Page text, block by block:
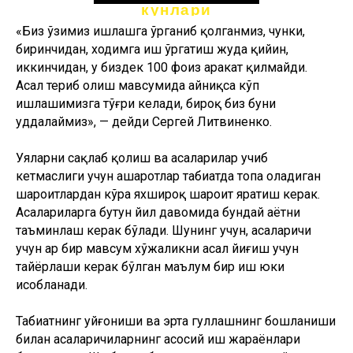
уддалаймиз», — дейди Сергей Литвиненко.
Уяларни сақлаб қолиш ва асаларилар учиб
кетмаслиги учун ҳашаротлар табиатда топа оладиган
шароитлардан кўра яхшироқ шароит яратиш керак.
Асалариларга бутун йил давомида бундай ҳаётни
таъминлаш керак бўлади. Шунинг учун, асаларичи
учун ҳар бир мавсум хўжаликни асал йиғиш учун
тайёрлаши керак бўлган маълум бир иш юки
ҳисобланади.
Табиатнинг уйғониши ва эрта гуллашнинг бошланиши
билан асаларичиларнинг асосий иш жараёнлари
бошланади. Шу билан бирга, асаларилар ҳам уйғонади.
Ҳашаротлар ўз уяларини ўликлардан, яъни ўлиб
қолган ўртоқларининг жасадларидан тозалашади ва
дастлабки парвозга чиқишади. Нектар йиғиш учун
асалари уядан уч-тўрт километр узоқликка уча олади,
лекин у нектарларнинг асосий қисмини уйга яқинроқ
жойлардан – икки километр радиусдан йиғади.